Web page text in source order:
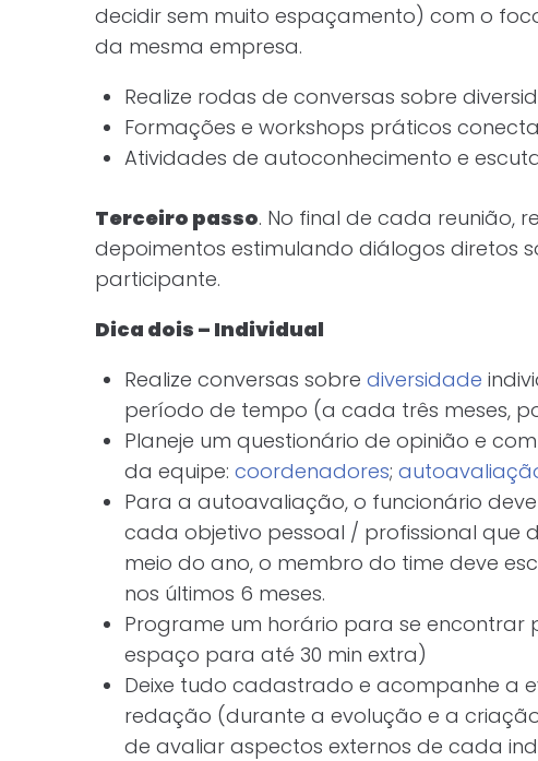
decidir sem muito espaçamento) com o
da mesma empresa.
Realize rodas de conversas sobre
Formações e workshops práticos
Atividades de autoconhecimento e
Terceiro passo. No final de cada reunião,
depoimentos estimulando diálogos diretos
participante.
Dica dois – Individual
Realize conversas sobre diversidade
período de tempo (a cada três meses,
Planeje um questionário de opinião e
da equipe: coordenadores;
Para a autoavaliação, o funcionário
cada objetivo pessoal / profissional que
meio do ano, o membro do time deve
nos últimos 6 meses.
Programe um horário para se encontrar
espaço para até 30 min extra)
Deixe tudo cadastrado e acompanhe a
redação (durante a evolução e a
de avaliar aspectos externos de cada